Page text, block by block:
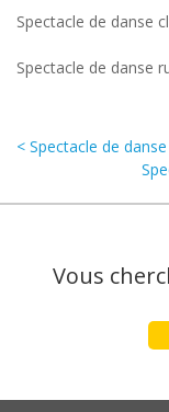
Spectacle de danse
Spectacle de danse
< Spectacle de
Vous